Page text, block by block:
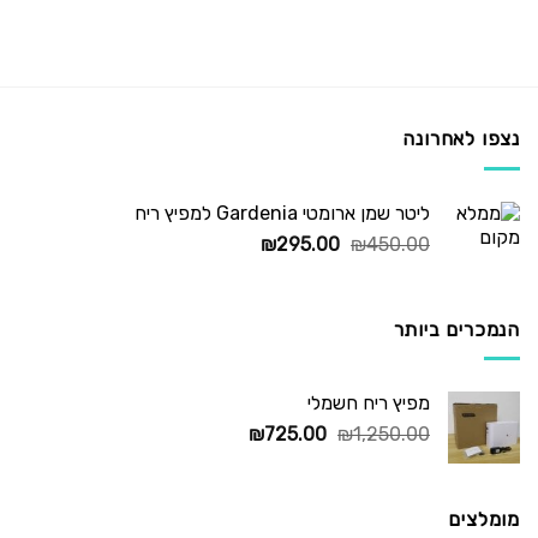
נצפו לאחרונה
ליטר שמן ארומטי Gardenia למפיץ ריח
₪450.00
המחיר
₪295.00
המחיר
הנמכרים ביותר
מפיץ ריח חשמלי
₪1,250.00
המחיר
₪725.00
המחיר
מומלצים